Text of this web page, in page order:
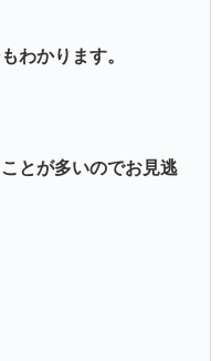
わかります。
とが多いのでお見逃